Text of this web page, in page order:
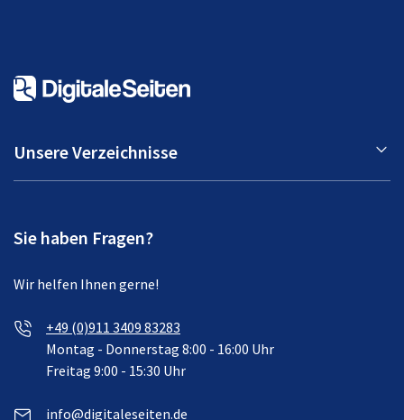
Unsere Verzeichnisse
Sie haben Fragen?
Wir helfen Ihnen gerne!
+49 (0)911 3409 83283
Montag - Donnerstag 8:00 - 16:00 Uhr
Freitag 9:00 - 15:30 Uhr
info@digitaleseiten.de